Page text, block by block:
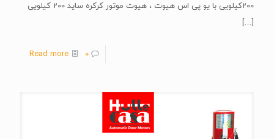
200کیلویی با یو پی اس هیوت ، هیوت موتور کرکره ساید 200 کیلویی
[…]
0
Read more